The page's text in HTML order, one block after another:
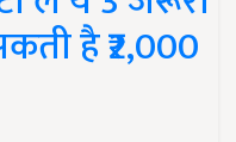
है ₹2,000